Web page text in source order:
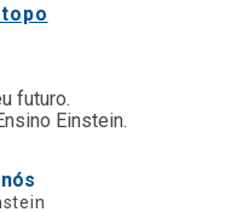
futuro.
Einstein.